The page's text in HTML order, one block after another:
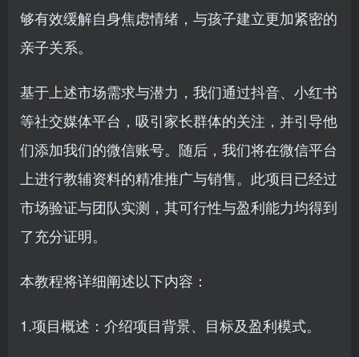
够有效缓解自身焦虑情绪，与孩子建立更加紧密的
亲子关系。
基于上述市场需求与潜力，我们通过抖音、小红书
等社交媒体平台，吸引家长群体的关注，并引导他
们添加我们的微信账号。随后，我们将在微信平台
上进行教辅资料的精准推广与销售。此项目已经过
市场验证与团队实测，其可行性与盈利能力均得到
了充分证明。
本教程将详细阐述以下内容：
1.项目概述：介绍项目背景、目标及盈利模式。